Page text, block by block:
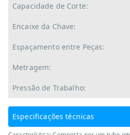
Capacidade de Corte:
Encaixe da Chave:
Espaçamento entre Peças:
Metragem:
Pressão de Trabalho:
Especificações técnicas